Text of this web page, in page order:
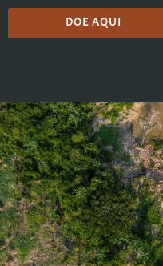
DOE AQUI